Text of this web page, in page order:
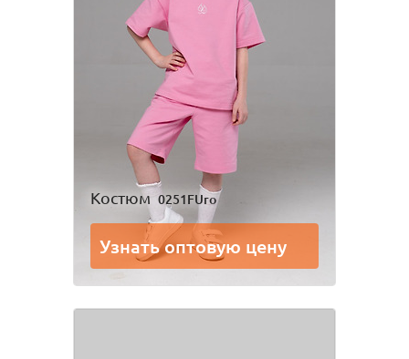
Костюм 0251FUro
Узнать оптовую цену